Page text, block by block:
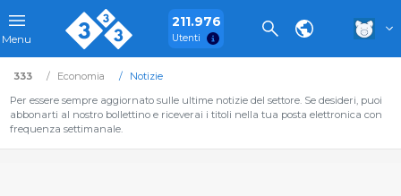
Menu
211.976
Utenti
333 Economia
Notizie
Per essere sempre aggiornato sulle ultime notizie del settore. Se desideri, puoi
abbonarti al nostro bollettino e riceverai i titoli nella tua posta elettronica con
frequenza settimanale.